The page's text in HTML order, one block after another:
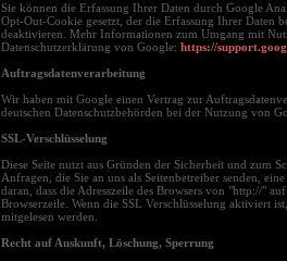
Sie können die Erfassung Ihrer Daten durch Google
Opt-Out-Cookie gesetzt, der die Erfassung Ihrer Daten
deaktivieren. Mehr Informationen zum Umgang mit
Datenschutzerklärung von Google: https://
Auftragsdatenverarbeitung
Wir haben mit Google einen Vertrag zur
deutschen Datenschutzbehörden bei der Nutzung von
SSL-Verschlüsselung
Diese Seite nutzt aus Gründen der Sicherheit und zum
Anfragen, die Sie an uns als Seitenbetreiber senden,
daran, dass die Adresszeile des Browsers von "http://"
Browserzeile. Wenn die SSL Verschlüsselung aktiviert
mitgelesen werden.
Recht auf Auskunft, Löschung, Sperrung